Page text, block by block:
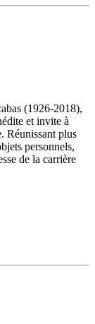
(1926-2018),
et invite à
Réunissant plus
personnels,
de la carrière